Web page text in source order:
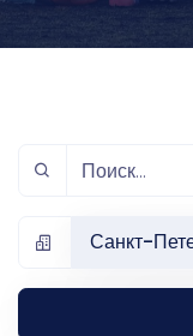
Санкт-